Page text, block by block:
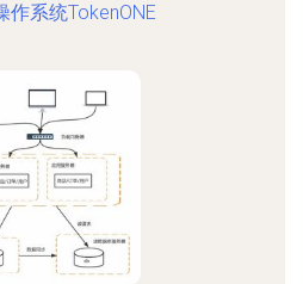
作系统TokenONE